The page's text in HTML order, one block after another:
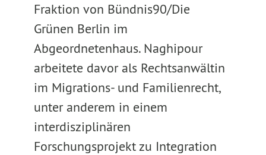
Fraktion von Bündnis90/Die
Grünen Berlin im
Abgeordnetenhaus. Naghipour
arbeitete davor als Rechtsanwältin
im Migrations- und Familienrecht,
unter anderem in einem
interdisziplinären
Forschungsprojekt zu Integration